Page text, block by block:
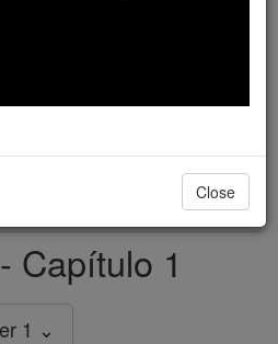
founders, now in their 70's,
free for all. Stand with us
Capítulo 1
1 ⌄
Close